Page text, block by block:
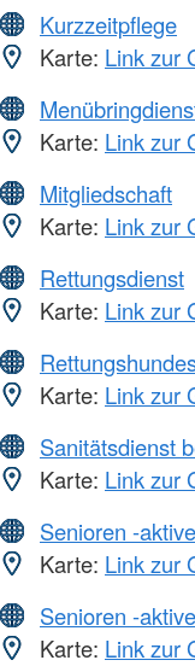
Kurzzeitpflege
Karte: Link zur
Karte: Link zur
Mitgliedschaft
Karte: Link zur
Rettungsdienst
Karte: Link zur
Karte: Link zur
Sanitätsdienst
Karte: Link zur
Senioren -
Karte: Link zur
Senioren -
Karte: Link zur